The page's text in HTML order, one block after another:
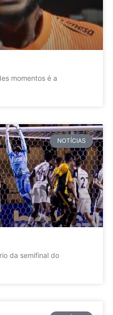
momentos é a
NOTÍCIAS
da semifinal do